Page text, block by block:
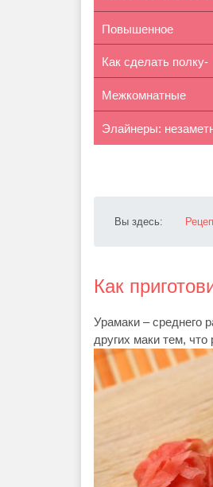
приятнее...
Повышенное
газообразование у
Как сделать полку-
невидимку из ...
Межкомнатные
раздвижные
Элайнеры:
Вы здесь:
Как
Урамаки – среднего
других маки тем,